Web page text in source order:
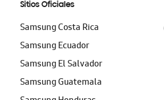
Sitios Oficiales
Samsung Costa Rica
Samsung Ecuador
Samsung El Salvador
Samsung Guatemala